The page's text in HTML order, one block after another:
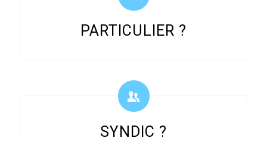
PARTICULIER ?
SYNDIC ?